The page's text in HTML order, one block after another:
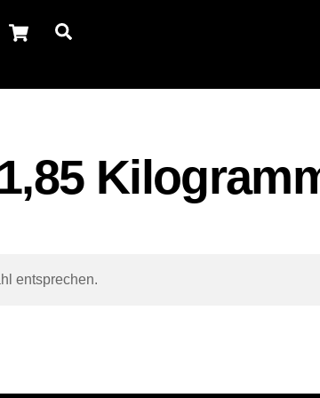
Cart
entsprechen.